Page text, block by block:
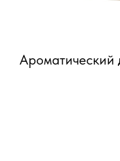
Ароматический